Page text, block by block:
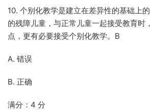
10. 个别化教学是建立在差异性的基础上
的残障儿童，与正常儿童一起接受教育时
点，更有必要接受个别化教学。B
A. 错误
B. 正确
满分：4 分